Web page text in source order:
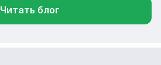
Читать блог